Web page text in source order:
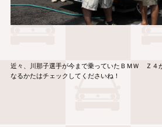
近々、川那子選手が今まで乗っていたＢＭＷ Ｚ４
なるかたはチェックしてくださいね！